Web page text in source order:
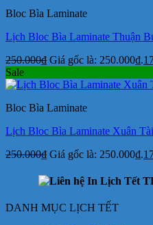
Bloc Bìa Laminate
Lịch Bloc Bìa Laminate Thuận
250.000₫ Giá gốc là: 250.000₫.
Sale
Bloc Bìa Laminate
Lịch Bloc Bìa Laminate Xuân
250.000₫ Giá gốc là: 250.000₫.
DANH MỤC LỊCH TẾT